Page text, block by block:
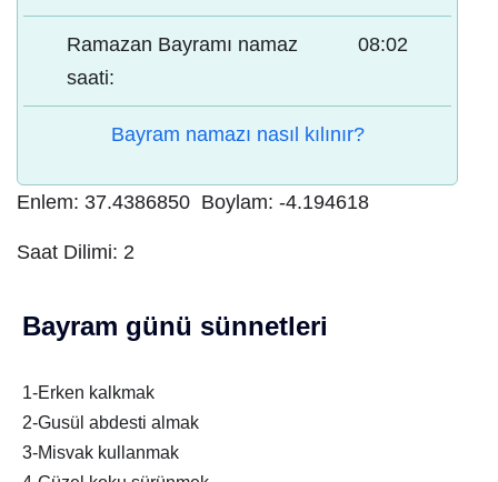
Ramazan Bayramı namaz
saati:
08:02
Bayram namazı nasıl kılınır?
Enlem: 37.4386850 Boylam: -4.194618
Saat Dilimi: 2
Bayram günü sünnetleri
1-Erken kalkmak
2-Gusül abdesti almak
3-Misvak kullanmak